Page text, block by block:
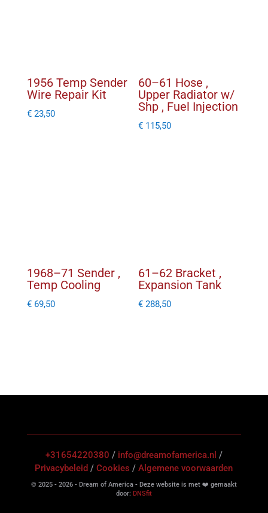
1956 Temp Sender
Wire Repair Kit
€23,50
60–61 Hose ,
Upper Radiator w/
Shp , Fuel Injection
€ 115,50
1968–71 Sender ,
Temp Cooling
€69,50
61–62 Bracket ,
Expansion Tank
€ 288,50
+31654220380 / info@dreamofamerica.nl /
Privacybeleid /Cookies /Algemene voorwaarden
© 2025 - 2026 - Dream of America - Deze website is met ❤️ gemaakt
door: DNSfit